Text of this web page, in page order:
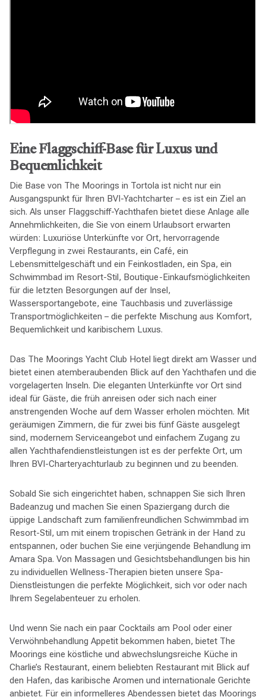
Eine Flaggschiff-Base für Luxus und
Bequemlichkeit
Die Base von The Moorings in Tortola ist nicht nur ein
Ausgangspunkt für Ihren BVI-Yachtcharter – es ist ein Ziel an
sich. Als unser Flaggschiff-Yachthafen bietet diese Anlage alle
Annehmlichkeiten, die Sie von einem Urlaubsort erwarten
würden: Luxuriöse Unterkünfte vor Ort, hervorragende
Verpflegung in zwei Restaurants, ein Café, ein
Lebensmittelgeschäft und ein Feinkostladen, ein Spa, ein
Schwimmbad im Resort-Stil, Boutique-Einkaufsmöglichkeiten
für die letzten Besorgungen auf der Insel,
Wassersportangebote, eine Tauchbasis und zuverlässige
Transportmöglichkeiten – die perfekte Mischung aus Komfort,
Bequemlichkeit und karibischem Luxus.
Das The Moorings Yacht Club Hotel liegt direkt am Wasser und
bietet einen atemberaubenden Blick auf den Yachthafen und die
vorgelagerten Inseln. Die eleganten Unterkünfte vor Ort sind
ideal für Gäste, die früh anreisen oder sich nach einer
anstrengenden Woche auf dem Wasser erholen möchten. Mit
geräumigen Zimmern, die für zwei bis fünf Gäste ausgelegt
sind, modernem Serviceangebot und einfachem Zugang zu
allen Yachthafendienstleistungen ist es der perfekte Ort, um
Ihren BVI-Charteryachturlaub zu beginnen und zu beenden.
Sobald Sie sich eingerichtet haben, schnappen Sie sich Ihren
Badeanzug und machen Sie einen Spaziergang durch die
üppige Landschaft zum familienfreundlichen Schwimmbad im
Resort-Stil, um mit einem tropischen Getränk in der Hand zu
entspannen, oder buchen Sie eine verjüngende Behandlung im
Amara Spa. Von Massagen und Gesichtsbehandlungen bis hin
zu individuellen Wellness-Therapien bieten unsere Spa-
Dienstleistungen die perfekte Möglichkeit, sich vor oder nach
Ihrem Segelabenteuer zu erholen.
Und wenn Sie nach ein paar Cocktails am Pool oder einer
Verwöhnbehandlung Appetit bekommen haben, bietet The
Moorings eine köstliche und abwechslungsreiche Küche in
Charlie’s Restaurant, einem beliebten Restaurant mit Blick auf
den Hafen, das karibische Aromen und internationale Gerichte
anbietet. Für ein informelleres Abendessen bietet das Moorings